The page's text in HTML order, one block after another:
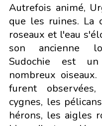
Autrefois animé,
que les ruines. La
roseaux et l'eau
son ancienne
Sudochie est
nombreux
furent
cygnes, les
hérons, les aigles